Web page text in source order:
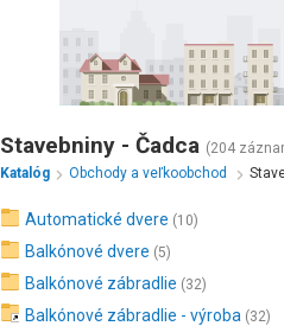
Stavebniny - Čadca (204
Katalóg
Obchody a veľkoobchod
Automatické dvere (10)
Balkónové dvere (5)
Balkónové zábradlie (32)
Balkónové zábradlie - výroba (32)